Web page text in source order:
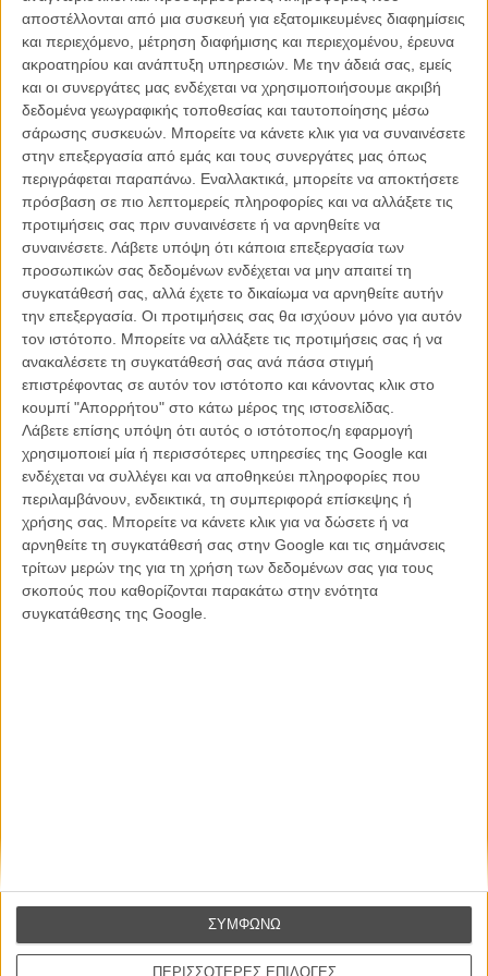
αποστέλλονται από μια συσκευή για εξατομικευμένες διαφημίσεις
και περιεχόμενο, μέτρηση διαφήμισης και περιεχομένου, έρευνα
ακροατηρίου και ανάπτυξη υπηρεσιών. Με την άδειά σας, εμείς
και οι συνεργάτες μας ενδέχεται να χρησιμοποιήσουμε ακριβή
δεδομένα γεωγραφικής τοποθεσίας και ταυτοποίησης μέσω
σάρωσης συσκευών. Μπορείτε να κάνετε κλικ για να συναινέσετε
στην επεξεργασία από εμάς και τους συνεργάτες μας όπως
περιγράφεται παραπάνω. Εναλλακτικά, μπορείτε να αποκτήσετε
πρόσβαση σε πιο λεπτομερείς πληροφορίες και να αλλάξετε τις
προτιμήσεις σας πριν συναινέσετε ή να αρνηθείτε να
συναινέσετε. Λάβετε υπόψη ότι κάποια επεξεργασία των
προσωπικών σας δεδομένων ενδέχεται να μην απαιτεί τη
συγκατάθεσή σας, αλλά έχετε το δικαίωμα να αρνηθείτε αυτήν
την επεξεργασία. Οι προτιμήσεις σας θα ισχύουν μόνο για αυτόν
τον ιστότοπο. Μπορείτε να αλλάξετε τις προτιμήσεις σας ή να
ανακαλέσετε τη συγκατάθεσή σας ανά πάσα στιγμή
επιστρέφοντας σε αυτόν τον ιστότοπο και κάνοντας κλικ στο
κουμπί "Απορρήτου" στο κάτω μέρος της ιστοσελίδας.
Λάβετε επίσης υπόψη ότι αυτός ο ιστότοπος/η εφαρμογή
χρησιμοποιεί μία ή περισσότερες υπηρεσίες της Google και
ενδέχεται να συλλέγει και να αποθηκεύει πληροφορίες που
περιλαμβάνουν, ενδεικτικά, τη συμπεριφορά επίσκεψης ή
χρήσης σας. Μπορείτε να κάνετε κλικ για να δώσετε ή να
αρνηθείτε τη συγκατάθεσή σας στην Google και τις σημάνσεις
τρίτων μερών της για τη χρήση των δεδομένων σας για τους
σκοπούς που καθορίζονται παρακάτω στην ενότητα
συγκατάθεσης της Google.
ΠΕΡΙΣΣΟΤΕΡΕΣ ΕΠΙΛΟΓΕΣ
ΣΥΜΦΩΝΩ
Το Σωματείο Σεναριογράφων της Αμερικής ψηφίζει…
κωμωδία!
ΝΕΑ /06 ΙΑΝ 2012 / Λήδα Γαλανού
Οι «Απόγονοι» κορυφαίοι των Ενώσεων
Σεναριογράφων και Μοντέρ της Αμερικής
ΝΕΑ /20 ΦΕΒ 2012/ Λήδα Γαλανού
Βιμ Βέντερς
Συνέντευξη
Η επιτυχία είναι υπερτιμημένη. Δεν σε κάνει
καλύτερο, δεν σε πάει πουθενά η επιτυχία. Είναι
απλώς ένα ωραίο, ανεβαστικό, επιφανειακό
συναίσθημα.»
CONNECT